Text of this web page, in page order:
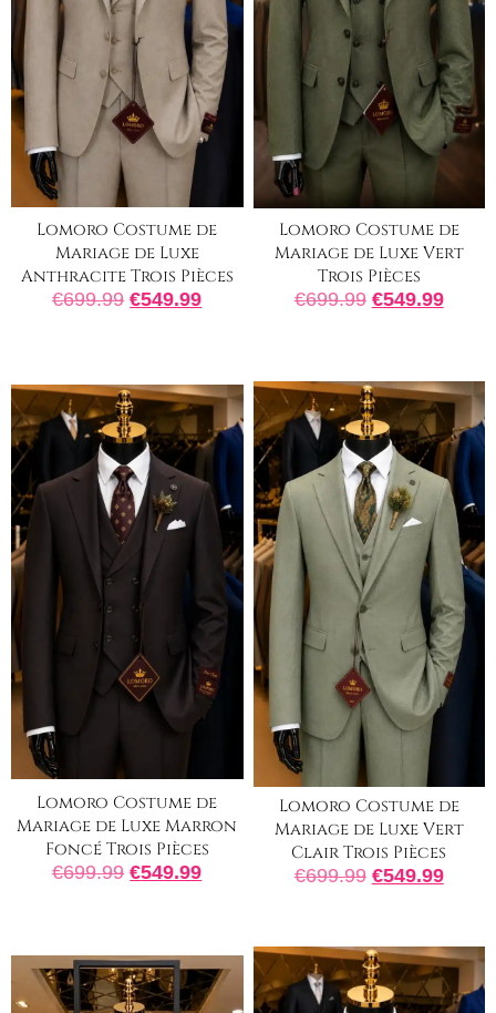
Lomoro Costume de
Mariage de Luxe
Anthracite Trois Pièces
€699.99 €549.99
Lomoro Costume de
Mariage de Luxe Vert
Trois Pièces
€699.99 €549.99
Lomoro Costume de
Mariage de Luxe Marron
Foncé Trois Pièces
€699.99 €549.99
Lomoro Costume de
Mariage de Luxe Vert
Clair Trois Pièces
€699.99 €549.99